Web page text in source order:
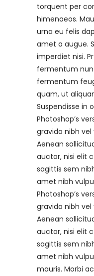
torquent per
himenaeos.
urna eu felis
amet a augue.
imperdiet nisi.
fermentum
fermentum
quam, ut
Suspendisse in
Photoshop’s
gravida nibh
Aenean
auctor, nisi elit
sagittis sem
amet nibh
Photoshop’s
gravida nibh
Aenean
auctor, nisi elit
sagittis sem
amet nibh
mauris. Morbi